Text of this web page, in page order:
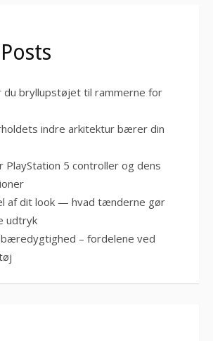
du bryllupstøjet til rammerne for
indre arkitektur bærer din
PlayStation 5 controller og dens
af dit look — hvad tænderne gør
udtryk
– fordelene ved